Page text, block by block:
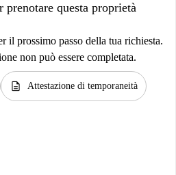
prenotare questa proprietà
il prossimo passo della tua richiesta.
non può essere completata.
description Attestazione di temporaneità